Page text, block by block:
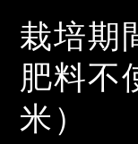
栽培期
肥料不
米）